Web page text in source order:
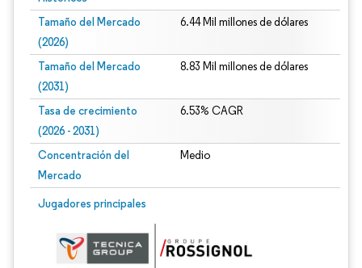
Tamaño del Mercado
(2026)
6.44 Mil millones de dólares
Tamaño del Mercado
(2031)
8.83 Mil millones de dólares
Tasa de crecimiento
(2026 - 2031)
6.53% CAGR
Concentración del
Mercado
Medio
Jugadores principales
Imagen © Mordor Intelligence. El uso requiere atribución según CC BY 4.0.